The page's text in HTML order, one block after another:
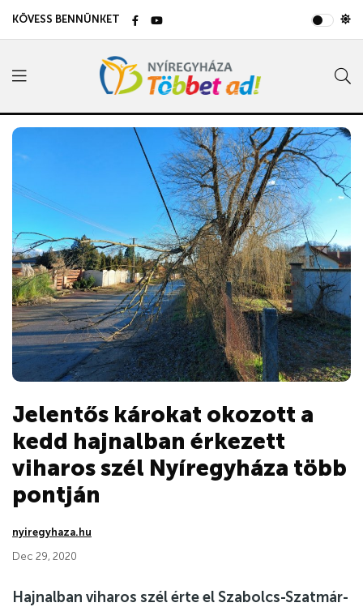
KÖVESS BENNÜNKET
Jelentős károkat okozott a
kedd hajnalban érkezett
viharos szél Nyíregyháza több
pontján
nyiregyhaza.hu
Dec 29, 2020
Hajnalban viharos szél érte el Szabolcs-Szatmár-